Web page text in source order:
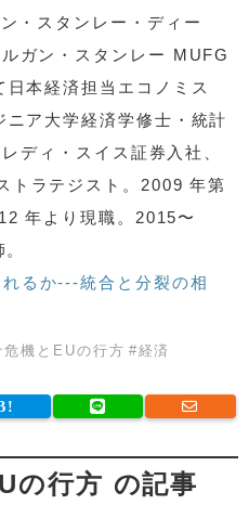
・スタンレー・ディー
ガン・スタンレー MUFG
本経済担当エコノミス
ニア大学経済学修士・統計
ディ・スイス証券入社、
トラテジスト。2009 年第
年より現職。2015〜
れるか---統合と分裂の相
機とEUの行方 #経済
の行方 の記事